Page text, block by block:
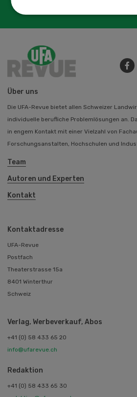
Über uns
Die UFA-Revue bietet allen Schweizer
individuelle berufliche Problemlösungen an.
in engem Kontakt mit einer Vielzahl von
Forschungsanstalten, Hochschulen und
Team
Autoren und Experten
Kontakt
Kontaktadresse
UFA-Revue
Postfach
Theaterstrasse 15a
8401 Winterthur
Schweiz
Verlag, Werbeverkauf, Abos
+41 (0) 58 433 65 20
info@ufarevue.ch
Redaktion
+41 (0) 58 433 65 30